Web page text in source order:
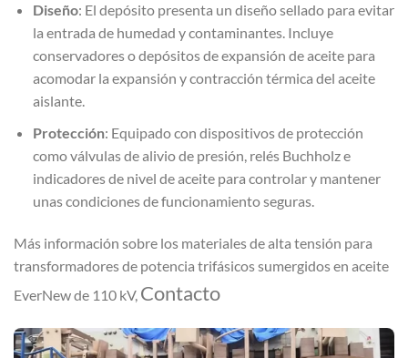
Diseño: El depósito presenta un diseño sellado para evitar
la entrada de humedad y contaminantes. Incluye
conservadores o depósitos de expansión de aceite para
acomodar la expansión y contracción térmica del aceite
aislante.
Protección: Equipado con dispositivos de protección
como válvulas de alivio de presión, relés Buchholz e
indicadores de nivel de aceite para controlar y mantener
unas condiciones de funcionamiento seguras.
Más información sobre los materiales de alta tensión para
transformadores de potencia trifásicos sumergidos en aceite
EverNew de 110 kV, Contacto